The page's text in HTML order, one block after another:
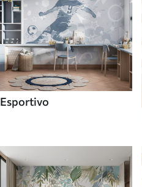
Esportivo